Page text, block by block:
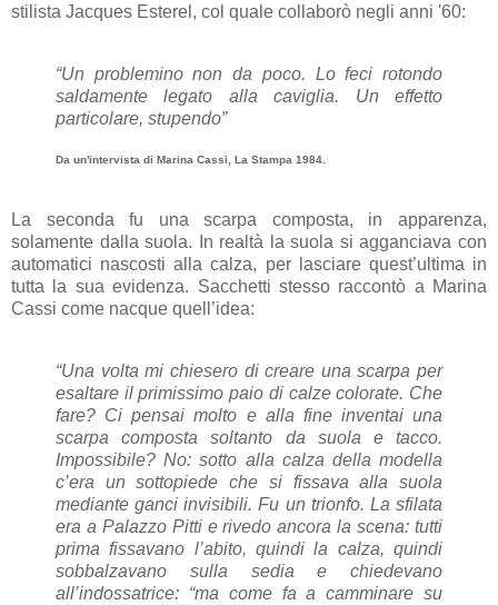
stilista Jacques Esterel, col quale collaborò negli anni '60:
“Un problemino non da poco. Lo feci rotondo
saldamente legato alla caviglia. Un effetto
particolare, stupendo”
Da un'intervista di Marina Cassi, La Stampa 1984.
La seconda fu una scarpa composta, in apparenza,
solamente dalla suola. In realtà la suola si agganciava con
automatici nascosti alla calza, per lasciare quest’ultima in
tutta la sua evidenza. Sacchetti stesso raccontò a Marina
Cassi come nacque quell’idea:
“Una volta mi chiesero di creare una scarpa per
esaltare il primissimo paio di calze colorate. Che
fare? Ci pensai molto e alla fine inventai una
scarpa composta soltanto da suola e tacco.
Impossibile? No: sotto alla calza della modella
c’era un sottopiede che si fissava alla suola
mediante ganci invisibili. Fu un trionfo. La sfilata
era a Palazzo Pitti e rivedo ancora la scena: tutti
prima fissavano l’abito, quindi la calza, quindi
sobbalzavano sulla sedia e chiedevano
all’indossatrice: “ma come fa a camminare su